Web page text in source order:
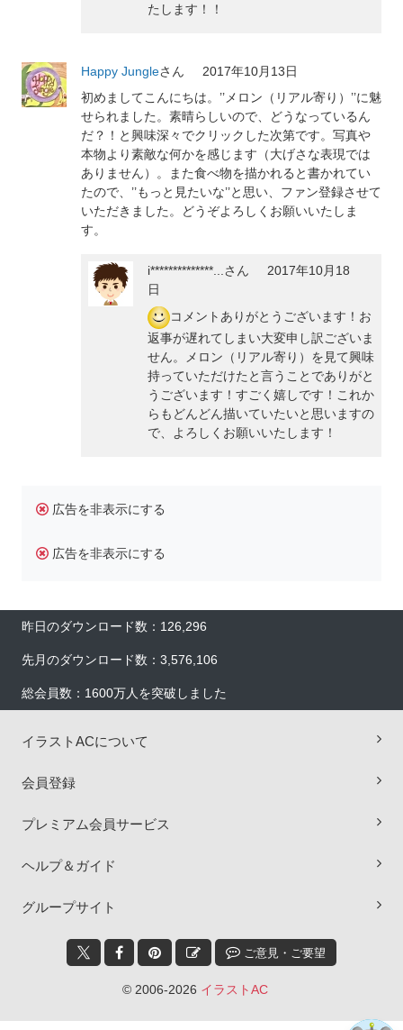
たします！！
Happy Jungleさん
2017年10月13日
初めましてこんにちは。’’メロン（リアル寄り）’’に魅
せられました。素晴らしいので、どうなっているん
だ？！と興味深々でクリックした次第です。写真や
本物より素敵な何かを感じます（大げさな表現では
ありません）。また食べ物を描かれると書かれてい
たので、’’もっと見たいな’’と思い、ファン登録させて
いただきました。どうぞよろしくお願いいたしま
す。
i**************... さん
2017年10月18
日
コメントありがとうございます！お
返事が遅れてしまい大変申し訳ございま
せん。メロン（リアル寄り）を見て興味
持っていただけたと言うことでありがと
うございます！すごく嬉しです！これか
らもどんどん描いていたいと思いますの
で、よろしくお願いいたします！
広告を非表示にする
広告を非表示にする
昨日のダウンロード数：126,296
先月のダウンロード数：3,576,106
総会員数：1600万人を突破しました
イラストACについて
会員登録
プレミアム会員サービス
ヘルプ＆ガイド
グループサイト
ご意見・ご要望
© 2006-2026 イラストAC